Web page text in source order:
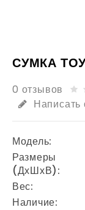
СУМКА
0 отзывов
Написать
Модель:
Размеры
(ДхШхВ):
Вес:
Наличие: